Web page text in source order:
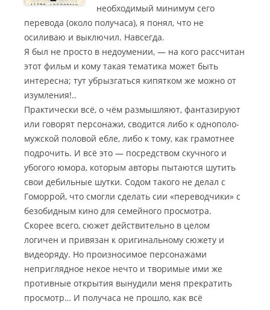
необходимый минимум сего
перевода (около получаса), я понял, что не
осиливаю и выключил. Навсегда.
Я был не просто в недоумении, — на кого рассчитан
этот фильм и кому такая тематика может быть
интересна; тут убрызгаться кипятком же можно от
изумления!..
Практически всё, о чём размышляют, фантазируют
или говорят персонажи, сводится либо к однополо-
мужской половой ебле, либо к тому, как грамотнее
подрочить. И всё это — посредством скучного и
убогого юмора, которым авторы пытаются шутить
свои дебильные шутки. Содом такого не делал с
Гоморрой, что смогли сделать сии «переводчики» с
безобидным кино для семейного просмотра.
Скорее всего, сюжет действительно в целом
логичен и привязан к оригинальному сюжету и
видеоряду. Но произносимое персонажами
неприглядное некое нечто и творимые ими же
противные открытия вынудили меня прекратить
просмотр… И получаса не прошло, как всё